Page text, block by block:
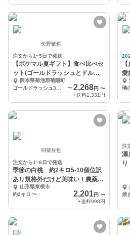
矢野敏也
注文から1~5日で発送
【ポケマル夏ギフト】食べ比べセ
ット(ゴールドラッシュとドルチ
ェドリーム)
熊本県菊池郡菊陽町
〜 2,268円 〜
+送料1,331円
愛
用
璃
羽柴辰也
注文から1~6日で発送
季節の白桃 約2キロ5-10個位訳
あり規格外だけど美味い！農薬半
減栽培で安心安全
山形県東根市
約2キロ 〜 2,201円 〜
+送料998円
注
瀬
焼